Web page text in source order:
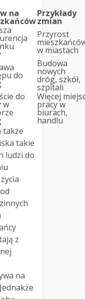
na Przykłady
zmian
Przyrost
w miastach
do
Budowa
nowych
dróg, szkół,
szpitali
do
w
Więcej
pracy w
biurach,
handlu
także
takie
ludzi do
z
na